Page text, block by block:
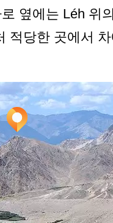
옆에는 Léh 위
적당한 곳에서